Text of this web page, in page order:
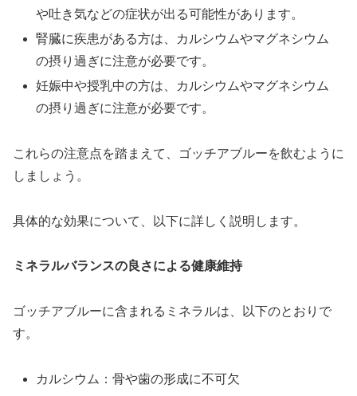
や吐き気などの症状が出る可能性があります。
腎臓に疾患がある方は、カルシウムやマグネシウム
の摂り過ぎに注意が必要です。
妊娠中や授乳中の方は、カルシウムやマグネシウム
の摂り過ぎに注意が必要です。
これらの注意点を踏まえて、ゴッチアブルーを飲むように
しましょう。
具体的な効果について、以下に詳しく説明します。
ミネラルバランスの良さによる健康維持
ゴッチアブルーに含まれるミネラルは、以下のとおりで
す。
カルシウム：骨や歯の形成に不可欠